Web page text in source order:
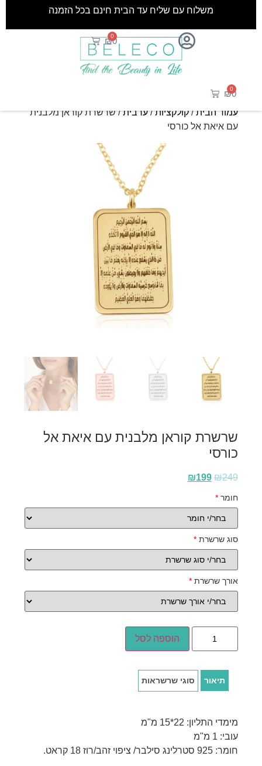
₪0
0
משלוח עם שליח עד הבית חינם בכל הזמנה
₪0
0
עמוד הבית/קולקציות/ערבית/ שרשרת קוראן מלבנית
עם איאת אל כורסי
שרשרת קוראן מלבנית עם איאת אל
כורסי
₪249
₪199
חומר*
סוג שרשרת*
אורך שרשרת*
הוספה לסל
תיאור סוגי שרשראות
מימדי התליון: 22*15 מ"מ
עובי: 1 מ"מ
חומר: 925 סטרלינג סילבר/ ציפוי זהב/רוז 18 קראט.